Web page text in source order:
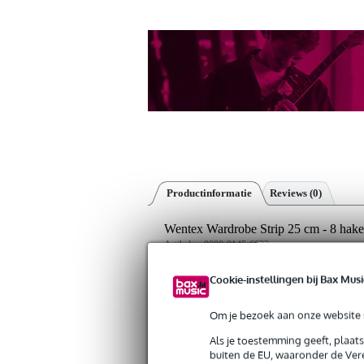
Cookie-instellingen bij Bax
Om je bezoek aan onze
Als je toestemming geeft,
buiten de EU, waaronder de
Productinformatie Reviews (0)
Wentex Wardrobe Strip 25 cm - 8
Artikelnr:9000-0145-6032
Plus- en minpunten